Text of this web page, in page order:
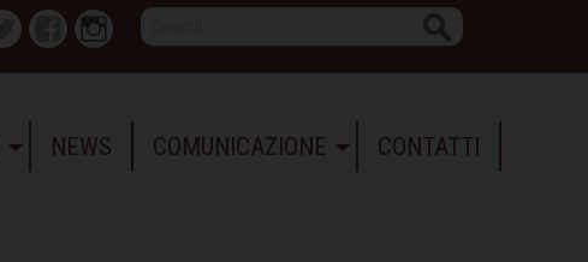
Twitter FacebookInstagram
NEWS COMUNICAZIONE CONTATTI